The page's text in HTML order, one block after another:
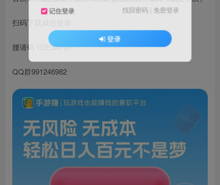
扫码下载威信登录
腰请码 1DE3A7DF
QQ群991246982
记住登录 找回密码 免密登录
登录